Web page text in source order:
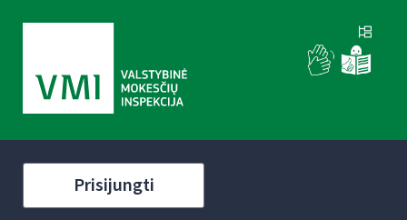
Prisijungti